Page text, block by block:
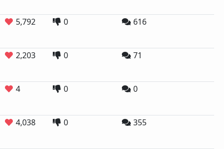
5,792 0 616
2,203 0 71
4 0 0
4,038 0 355